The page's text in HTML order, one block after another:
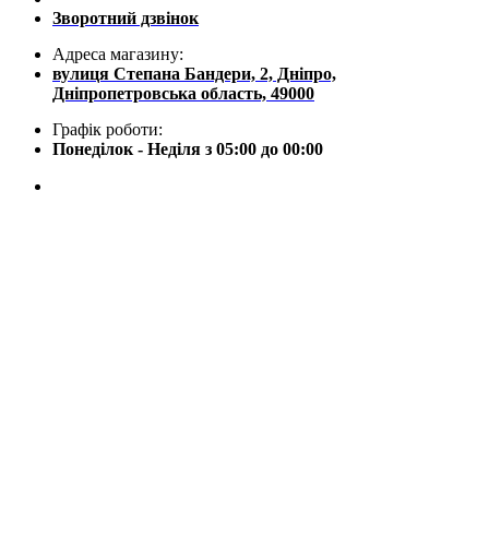
Зворотний дзвінок
Адреса магазину:
вулиця Степана Бандери, 2, Дніпро,
Дніпропетровська область, 49000
Графік роботи:
Понеділок - Неділя з 05:00 до 00:00